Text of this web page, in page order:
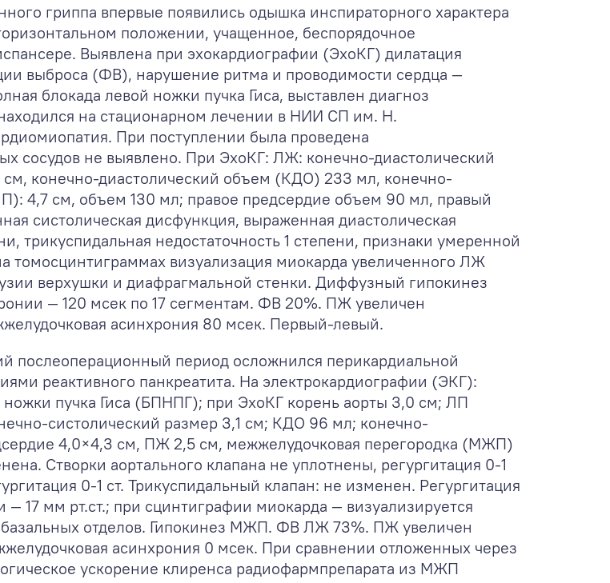
гриппа впервые появились одышка инспираторного характера
положении, учащенное, беспорядочное
Выявлена при эхокардиографии (ЭхоКГ) дилатация
выброса (ФВ), нарушение ритма и проводимости сердца —
блокада левой ножки пучка Гиса, выставлен диагноз
на стационарном лечении в НИИ СП им. Н.
При поступлении была проведена
сосудов не выявлено. При ЭхоКГ: ЛЖ: конечно-диастолический
конечно-диастолический объем (КДО) 233 мл, конечно-
4,7 см, объем 130 мл; правое предсердие объем 90 мл, правый
систолическая дисфункция, выраженная диастолическая
трикуспидальная недостаточность 1 степени, признаки умеренной
томосцинтиграммах визуализация миокарда увеличенного ЛЖ
верхушки и диафрагмальной стенки. Диффузный гипокинез
— 120 мсек по 17 сегментам. ФВ 20%. ПЖ увеличен
асинхрония 80 мсек. Первый-левый.
послеоперационный период осложнился перикардиальной
реактивного панкреатита. На электрокардиографии (ЭКГ):
ножки пучка Гиса (БПНПГ); при ЭхоКГ корень аорты 3,0 см; ЛП
систолический размер 3,1 см; КДО 96 мл; конечно-
4,0×4,3 см, ПЖ 2,5 см, межжелудочковая перегородка (МЖП)
Створки аортального клапана не уплотнены, регургитация 0-1
0-1 ст. Трикуспидальный клапан: не изменен. Регургитация
— 17 мм рт.ст.; при сцинтиграфии миокарда — визуализируется
отделов. Гипокинез МЖП. ФВ ЛЖ 73%. ПЖ увеличен
асинхрония 0 мсек. При сравнении отложенных через
ускорение клиренса радиофармпрепарата из МЖП